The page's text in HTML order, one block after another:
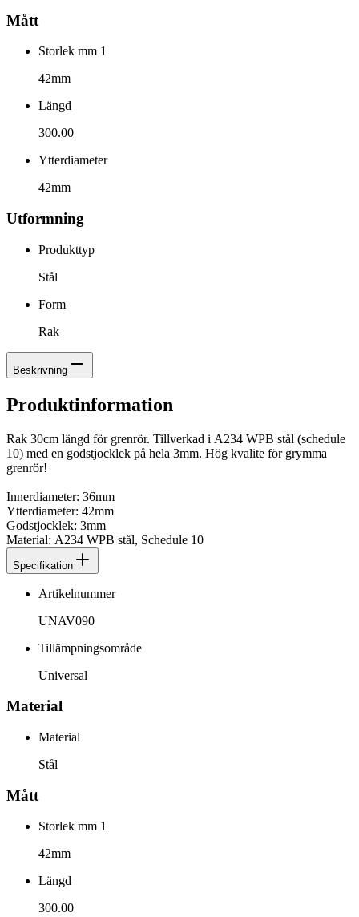
Mått
Storlek mm 1
42mm
Längd
300.00
Ytterdiameter
42mm
Utformning
Produkttyp
Stål
Form
Rak
Beskrivning
Produktinformation
Rak 30cm längd för grenrör. Tillverkad i A234 WPB stål (schedule
10) med en godstjocklek på hela 3mm. Hög kvalite för grymma
grenrör!
Innerdiameter: 36mm
Ytterdiameter: 42mm
Godstjocklek: 3mm
Material: A234 WPB stål, Schedule 10
Specifikation
Artikelnummer
UNAV090
Tillämpningsområde
Universal
Material
Material
Stål
Mått
Storlek mm 1
42mm
Längd
300.00